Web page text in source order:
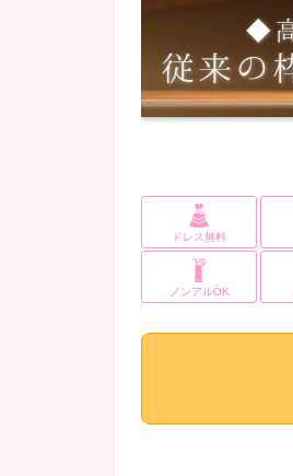
ドレス無料
ノンアルOK